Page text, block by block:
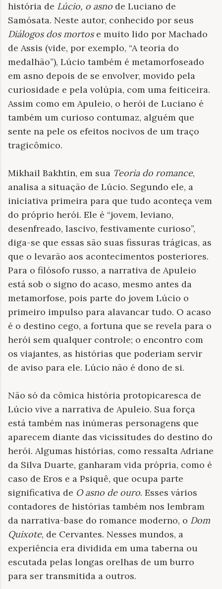
história de Lúcio, o asno de Luciano de
Samósata. Neste autor, conhecido por seus
Diálogos dos mortose muito lido por Machado
de Assis (vide, por exemplo, “A teoria do
medalhão”), Lúcio também é metamorfoseado
em asno depois de se envolver, movido pela
curiosidade e pela volúpia, com uma feiticeira.
Assim como em Apuleio, o herói de Luciano é
também um curioso contumaz, alguém que
sente na pele os efeitos nocivos de um traço
tragicômico.
Mikhail Bakhtin, em sua Teoria do romance,
analisa a situação de Lúcio. Segundo ele, a
iniciativa primeira para que tudo aconteça vem
do próprio herói. Ele é “jovem, leviano,
desenfreado, lascivo, festivamente curioso”,
diga-se que essas são suas fissuras trágicas, as
que o levarão aos acontecimentos posteriores.
Para o filósofo russo, a narrativa de Apuleio
está sob o signo do acaso, mesmo antes da
metamorfose, pois parte do jovem Lúcio o
primeiro impulso para alavancar tudo. O acaso
é o destino cego, a fortuna que se revela para o
herói sem qualquer controle; o encontro com
os viajantes, as histórias que poderiam servir
de aviso para ele. Lúcio não é dono de si.
Não só da cômica história protopicaresca de
Lúcio vive a narrativa de Apuleio. Sua força
está também nas inúmeras personagens que
aparecem diante das vicissitudes do destino do
herói. Algumas histórias, como ressalta Adriane
da Silva Duarte, ganharam vida própria, como é
caso de Eros e a Psiquê, que ocupa parte
significativa de O asno de ouro. Esses vários
contadores de histórias também nos lembram
da narrativa-base do romance moderno, o Dom
Quixote, de Cervantes. Nesses mundos, a
experiência era dividida em uma taberna ou
escutada pelas longas orelhas de um burro
para ser transmitida a outros.